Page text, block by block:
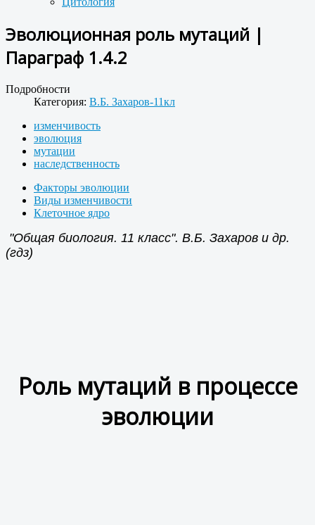
Эволюционная роль мутаций |
Параграф 1.4.2
Подробности
Категория: В.Б. Захаров-11кл
изменчивость
эволюция
мутации
наследственность
Факторы эволюции
Виды изменчивости
Клеточное ядро
"Общая биология. 11 класс". В.Б. Захаров и др.
(гдз)
Роль мутаций в процессе
эволюции